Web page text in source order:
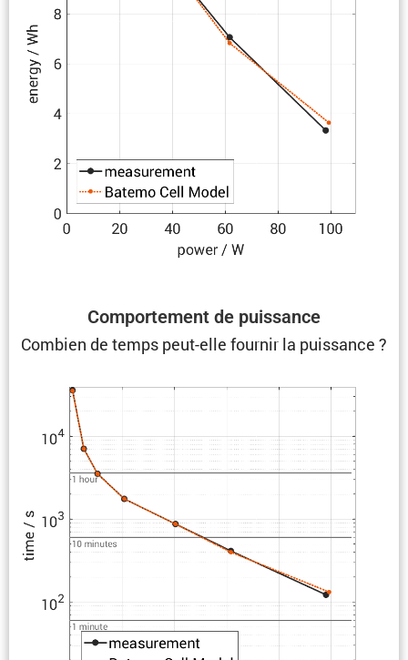
Compor­te­ment de puissance
Combien de temps peut-elle fournir la puissance ?